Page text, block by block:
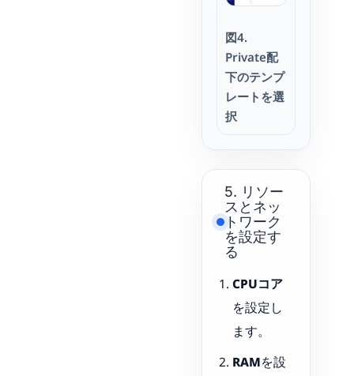
図4.
Private配
下のテンプ
レートを選
択
5. リソー
スとネッ
トワーク
を設定す
る
CPUコア
を設定し
ます。
RAMを設